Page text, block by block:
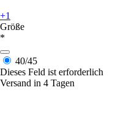
+1
Größe
*
40/45
Dieses Feld ist erforderlich
Versand in 4 Tagen